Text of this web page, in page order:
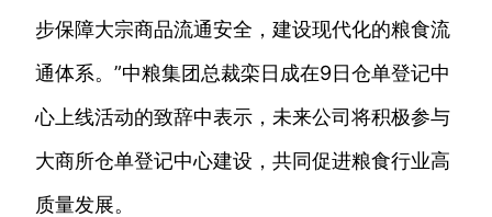
步保障大宗商品流通安全，建设现代化的粮食流
通体系。”中粮集团总裁栾日成在9日仓单登记中
心上线活动的致辞中表示，未来公司将积极参与
大商所仓单登记中心建设，共同促进粮食行业高
质量发展。